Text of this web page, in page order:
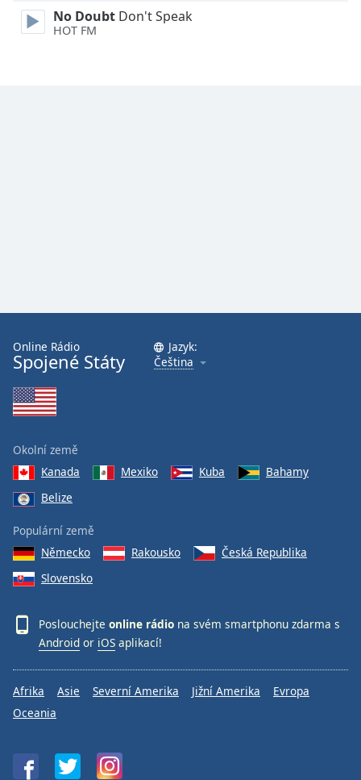
No Doubt Don't Speak
HOT FM
Online Rádio
Spojené Státy
Jazyk:
Čeština
Okolní země
Kanada
Mexiko Kuba
Bahamy
Belize
Populární země
Německo
Rakousko
Česká Republika
Slovensko
Poslouchejte online rádio na svém smartphonu zdarma s
Android or iOS aplikací!
Afrika Asie Severní Amerika Jižní Amerika
Evropa
Oceania